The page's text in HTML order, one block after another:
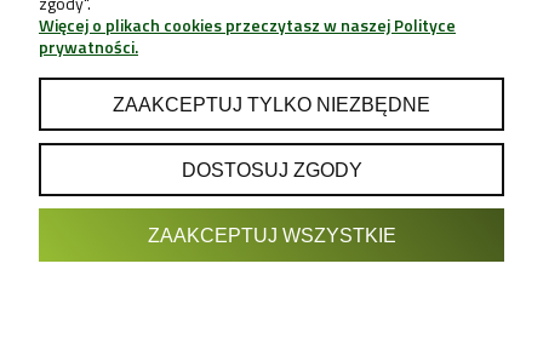
POKAŻ PEŁNĄ WERSJĘ STRONY
Więcej o plikach cookies przeczytasz w naszej Polityce
prywatności.
ZAAKCEPTUJ TYLKO NIEZBĘDNE
DOSTOSUJ ZGODY
ZAAKCEPTUJ WSZYSTKIE